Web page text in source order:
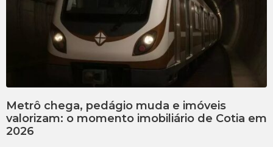
Metrô chega, pedágio muda e imóveis
valorizam: o momento imobiliário de Cotia em
2026